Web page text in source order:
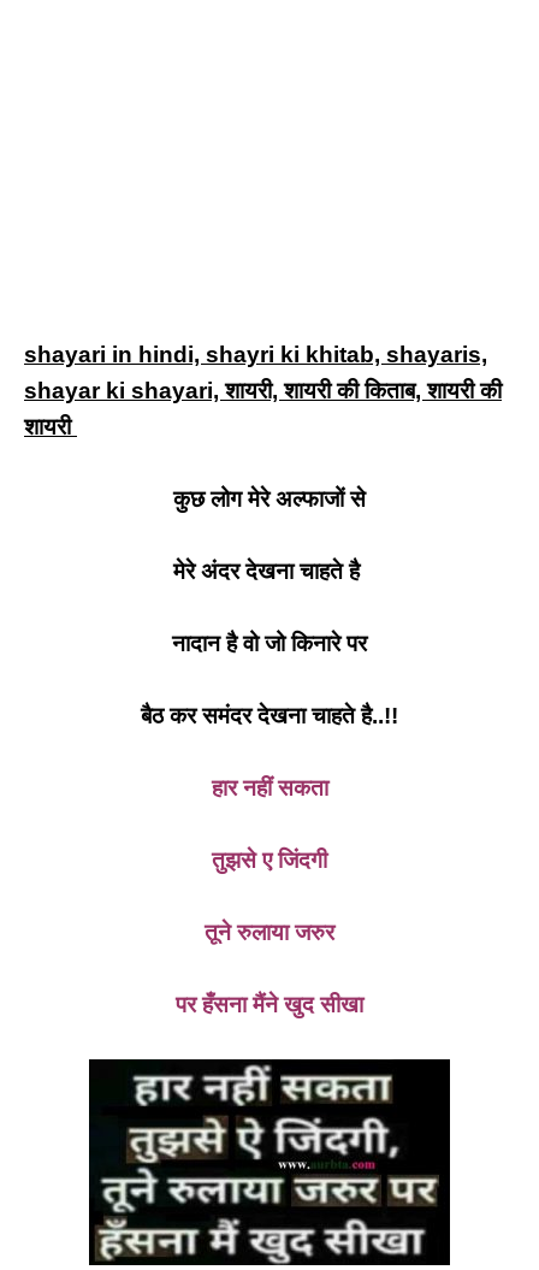
shayari in hindi, shayri ki khitab, shayaris,
shayar ki shayari, शायरी, शायरी की किताब, शायरी की
शायरी
कुछ लोग मेरे अल्फाजों से
मेरे अंदर देखना चाहते है
नादान है वो जो किनारे पर
बैठ कर समंदर देखना चाहते है..!!
हार नहीं सकता
तुझसे ए जिंदगी
तूने रुलाया जरुर
पर हँसना मैंने खुद सीखा